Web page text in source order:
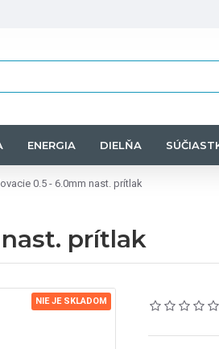
ENERGIA DIELŇA
0.5 - 6.0mm nast. prítlak
prítlak
NIE JE SKLADOM